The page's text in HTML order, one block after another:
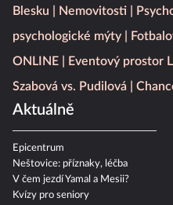
Blesku
Nemovitosti
psychologické mýty
ONLINE
Eventový prostor
Szabová vs. Pudilová
Aktuálně
Epicentrum
Neštovice: příznaky, léčba
V čem jezdí Yamal a Mesii?
Kvízy pro seniory